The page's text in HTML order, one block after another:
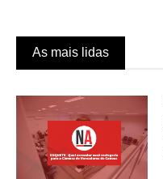
As mais lidas